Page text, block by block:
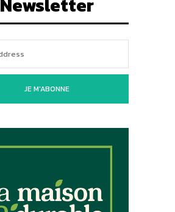
JE M'ABONNE